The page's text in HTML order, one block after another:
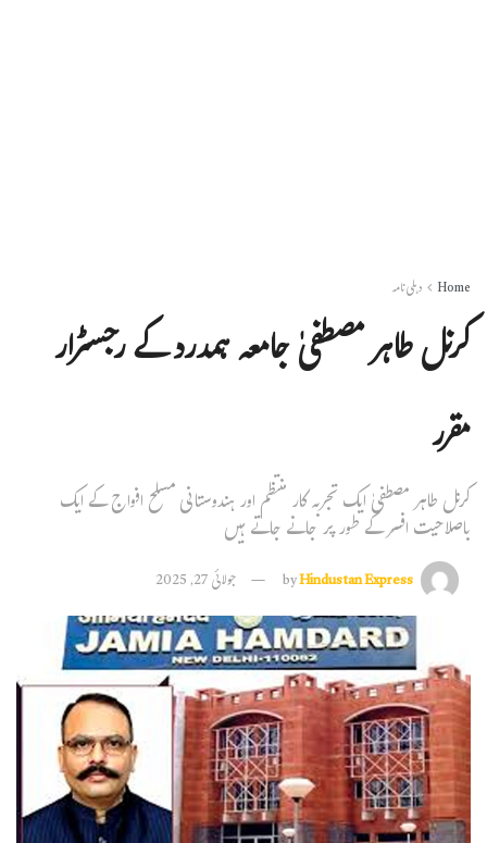
Home دہلی نامہ
کرنل طاہر مصطفیٰ جامعہ ہمدرد کے رجسٹرار
مقرر
کرنل طاہر مصطفیٰ ایک تجربہ کار منتظم اور ہندوستانی مسلح افواج کے ایک
باصلاحیت افسر کے طور پر جانے جاتے ہیں
byHindustan Express جولائی 27, 2025